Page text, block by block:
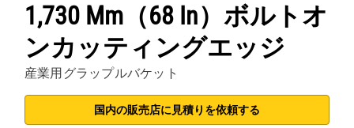
1,730 Mm（68 In）ボルトオ
ンカッティングエッジ
産業用グラップルバケット
国内の販売店に見積りを依頼する